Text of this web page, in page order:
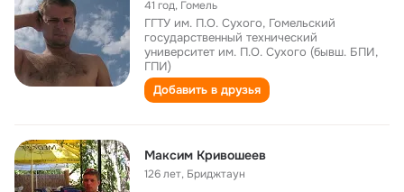
41 год, Гомель
ГГТУ им. П.О. Сухого, Гомельский
государственный технический
университет им. П.О. Сухого (бывш. БПИ,
ГПИ)
Добавить в друзья
Максим Кривошеев
126 лет, Бриджтаун